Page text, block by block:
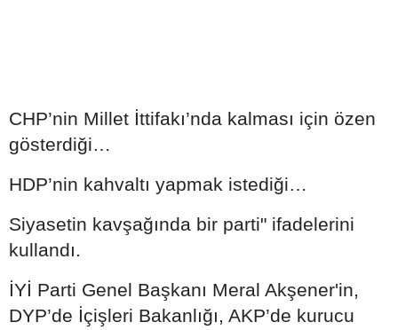
CHP’nin Millet İttifakı’nda kalması için özen
gösterdiği…
HDP’nin kahvaltı yapmak istediği…
Siyasetin kavşağında bir parti" ifadelerini
kullandı.
İYİ Parti Genel Başkanı Meral Akşener'in,
DYP’de İçişleri Bakanlığı, AKP’de kurucu